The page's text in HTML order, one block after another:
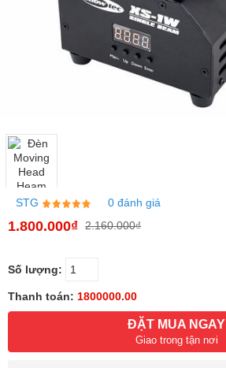
STG 0 đánh giá
1.800.000₫ 2.160.000₫
Số lượng:
Thanh toán: 1800000.00
ĐẶT MUA NGAY
Giao trong tận nơi